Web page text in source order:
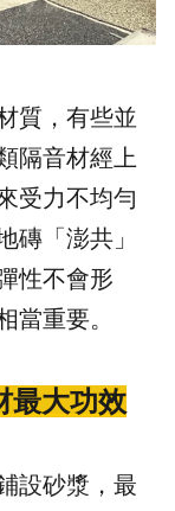
質，有些並
隔音材經上
受力不均勻
磚「澎共」
性不會形
當重要。
最大功效
設砂漿，最